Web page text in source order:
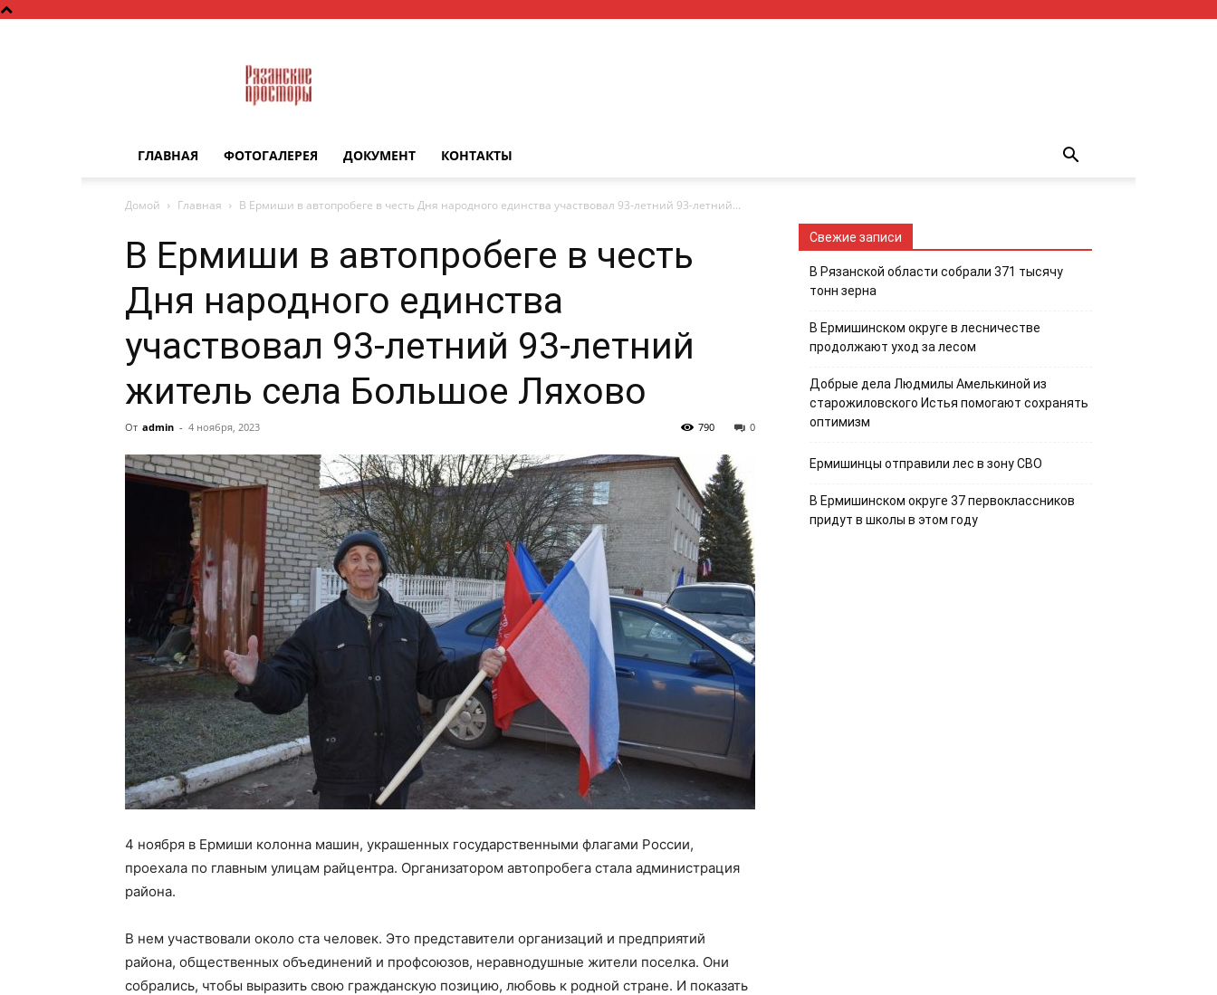
просторы
ГЛАВНАЯ ФОТОГАЛЕРЕЯ ДОКУМЕНТ КОНТАКТЫ
Домой Главная В Ермиши в автопробеге в честь Дня народного единства участвовал 93-летний 93-летний...
В Ермиши в автопробеге в честь
Дня народного единства
участвовал 93-летний 93-летний
житель села Большое Ляхово
От admin - 4 ноября, 2023 0
790
4 ноября в Ермиши колонна машин, украшенных государственными флагами России,
проехала по главным улицам райцентра. Организатором автопробега стала администрация
района.
В нем участвовали около ста человек. Это представители организаций и предприятий
района, общественных объединений и профсоюзов, неравнодушные жители поселка. Они
собрались, чтобы выразить свою гражданскую позицию, любовь к родной стране. И показать
Свежие записи
В Рязанской области собрали 371 тысячу
тонн зерна
В Ермишинском округе в лесничестве
продолжают уход за лесом
Добрые дела Людмилы Амелькиной из
старожиловского Истья помогают сохранять
оптимизм
Ермишинцы отправили лес в зону СВО
В Ермишинском округе 37 первоклассников
придут в школы в этом году